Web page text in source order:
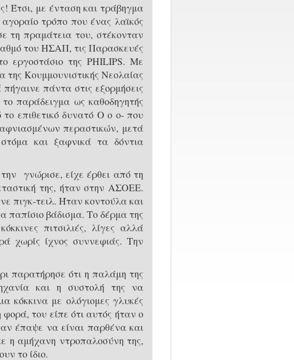
Έτσι, με ένταση και τράβηγμα
τρόπο που ένας λαϊκός
τη πραμάτεια του, στέκονταν
του ΗΣΑΠ, τις Παρασκευές
εργοστάσιο της PHILIPS. Με
της Κουμμουνιστικής Νεολαίας
πάντα στις εξορμήσεις
παράδειγμα ως καθοδηγητής
επιθετικό δυνατό Ο ο ο- που
περαστικών, μετά
και ξαφνικά τα δόντια
γνώρισε, είχε έρθει από τη
της, ήταν στην ΑΣΟΕΕ.
πιγκ-τειλ. Ήταν κοντούλα και
παπίσιο βάδισμα. Το δέρμα της
πιτσιλιές, λίγες αλλά
χωρίς ίχνος συννεφιάς. Την
παρατήρησε ότι η παλάμη της
και η συστολή της να
κόκκινα με ολόγιομες γλυκές
του είπε ότι αυτός ήταν ο
έπαψε να είναι παρθένα και
η αμήχανη ντροπαλοσύνη της,
το ίδιο.